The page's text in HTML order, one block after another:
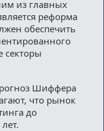
из главных
реформа
обеспечить
секторы
Шиффера
что рынок
до